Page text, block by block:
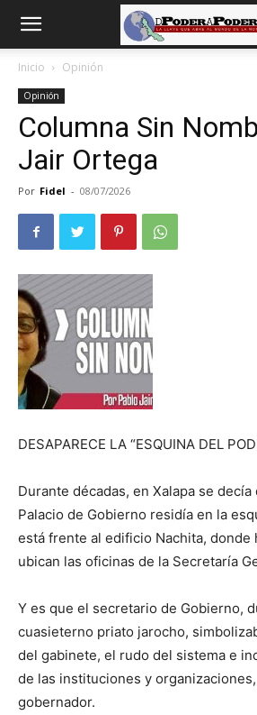
poder
Poder
Inicio Opinión
Opinión
Columna Sin
Jair Ortega
Por Fidel - 08/07/2026
DESAPARECE LA “ESQUINA DEL
Durante décadas, en Xalapa se
Palacio de Gobierno residía en la
está frente al edificio Nachita, donde
ubican las oficinas de la Secretaría
Y es que el secretario de Gobierno,
cuasieterno priato jarocho,
del gabinete, el rudo del sistema e
de las instituciones y
gobernador.